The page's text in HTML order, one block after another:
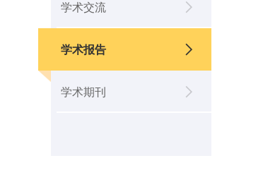
学术交流
学术报告
学术期刊